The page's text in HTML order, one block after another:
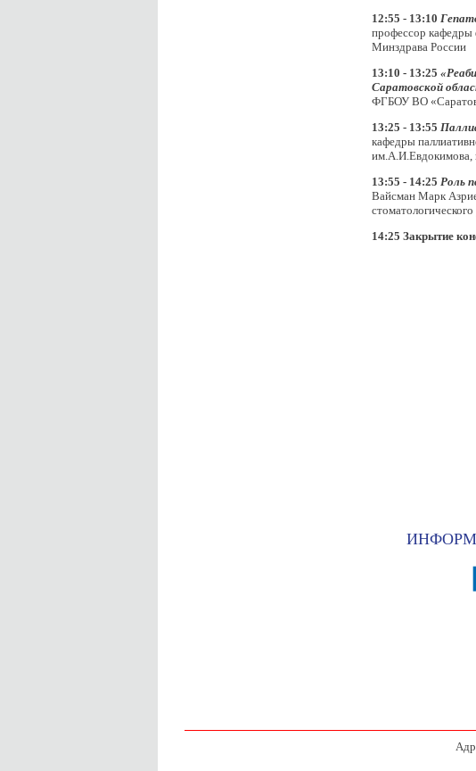
12:55 - 13:10
профессор
Минздрава России
13:10 - 13:25
Саратовской
ФГБОУ ВО
13:25 - 13:55
кафедры
им.А.И.Евдокимова,
13:55 - 14:25 Роль
Вайсман Марк
14:25 Закрытие